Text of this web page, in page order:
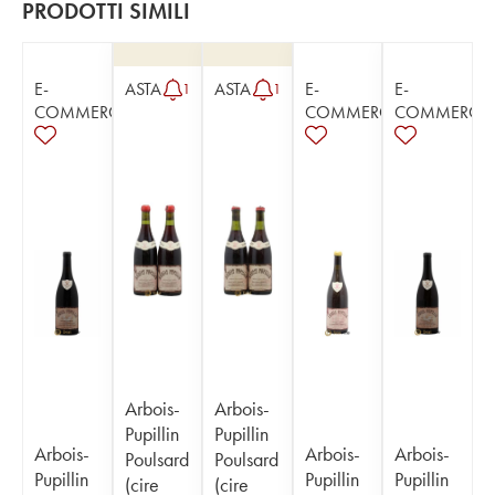
PRODOTTI SIMILI
E-
COMMERCE
Arbois-
Pupillin
ASTA 1
Arbois-
Pupillin
Poulsard
(cire
ASTA 1
Arbois-
Pupillin
Poulsard
(cire
E-
COMMERCE
Arbois-
Pupillin
E-
COMMERCE
Arbois-
Pupillin